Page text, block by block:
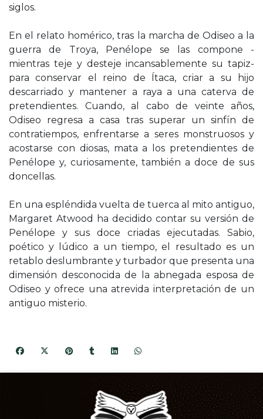
siglos.
En el relato homérico, tras la marcha de Odiseo a la
guerra de Troya, Penélope se las compone -
mientras teje y desteje incansablemente su tapiz-
para conservar el reino de Ítaca, criar a su hijo
descarriado y mantener a raya a una caterva de
pretendientes. Cuando, al cabo de veinte años,
Odiseo regresa a casa tras superar un sinfín de
contratiempos, enfrentarse a seres monstruosos y
acostarse con diosas, mata a los pretendientes de
Penélope y, curiosamente, también a doce de sus
doncellas.
En una espléndida vuelta de tuerca al mito antiguo,
Margaret Atwood ha decidido contar su versión de
Penélope y sus doce criadas ejecutadas. Sabio,
poético y lúdico a un tiempo, el resultado es un
retablo deslumbrante y turbador que presenta una
dimensión desconocida de la abnegada esposa de
Odiseo y ofrece una atrevida interpretación de un
antiguo misterio.